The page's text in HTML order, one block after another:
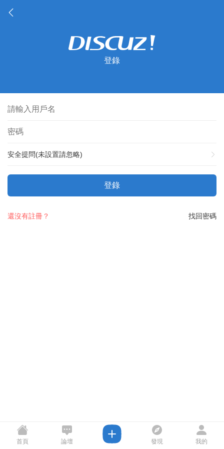
登錄
安全提問(未設置請忽略)
登錄
找回密碼
還沒有註冊？
首頁 論壇 發現 我的